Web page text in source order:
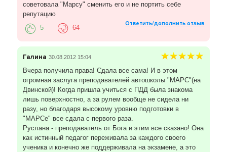
советовала "Марсу" сменить его и не портить себе
репутацию
Ответить/дополнить отзыв
5 64
Галина 30.08.2012 15:04
Вчера получила права! Сдала все сама! И в этом
огромная заслуга преподавателей автошколы "МАРС"(на
Двинской)! Когда пришла учиться с ПДД была знакома
лишь поверхностно, а за рулем вообще не сидела ни
разу, но благодаря высокому уровню подготовки в
"МАРСе" все сдала с первого раза.
Руслана - преподаватель от Бога и этим все сказано! Она
как истинный педагог переживала за каждого своего
ученика и конечно же поддерживала на экзамене, а это